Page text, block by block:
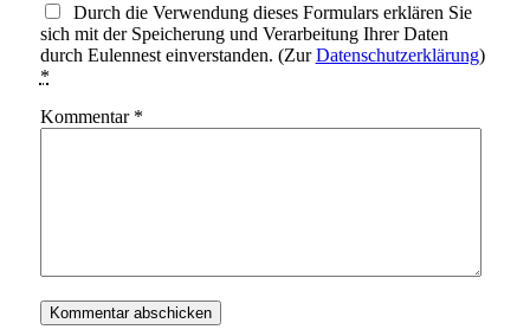
Durch die Verwendung dieses Formulars erklären Sie
sich mit der Speicherung und Verarbeitung Ihrer Daten
durch Eulennest einverstanden. (ZurDatenschutzerklärung)
*
Kommentar *